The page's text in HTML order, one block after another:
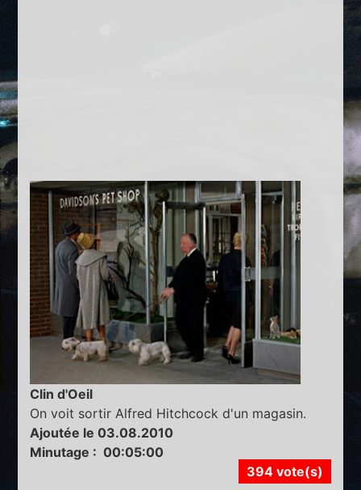
Clin d'Oeil
On voit sortir Alfred Hitchcock d'un magasin.
Ajoutée le 03.08.2010
Minutage : 00:05:00
394 vote(s)